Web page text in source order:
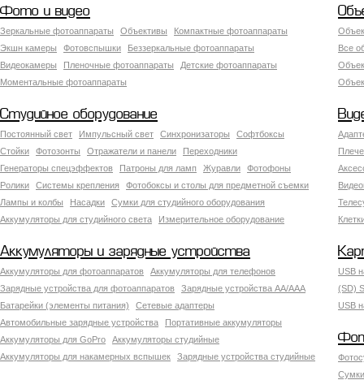
Фото и видео
Зеркальные фотоаппараты Объективы
Компактные фотоаппараты
Экшн камеры
Фотовспышки
Беззеркальные фотоаппараты
Видеокамеры
Пленочные фотоаппараты
Детские фотоаппараты
Моментальные фотоаппараты
Все
Студийное оборудование
Постоянный свет Импульсный свет Синхронизаторы
Софтбоксы
Стойки
Фотозонты Отражатели и панели
Переходники
Генераторы спецэффектов
Патроны для ламп Журавли
Фотофоны
Ролики
Системы крепления
Фотобоксы и столы для предметной съемки
Лампы и колбы
Насадки
Сумки для студийного оборудования
Аккумуляторы для студийного света
Измерительное оборудование
Аккумуляторы и зарядные устройства
Аккумуляторы для фотоаппаратов
Аккумуляторы для телефонов
Зарядные устройства для фотоаппаратов
Зарядные устройства AA/AAA
Батарейки (элементы питания)
Сетевые адаптеры
Автомобильные зарядные устройства
Портативные аккумуляторы
Аккумуляторы для GoPro
Аккумуляторы студийные
Аккумуляторы для накамерных вспышек
Зарядные устройства студийные
USB
(SD)
USB